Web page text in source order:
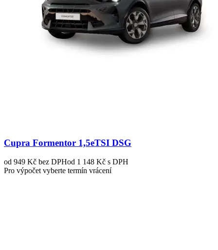
Cupra Formentor 1,5eTSI DSG
od 949 Kč bez DPHod 1 148 Kč s DPH
Pro výpočet vyberte termín vrácení